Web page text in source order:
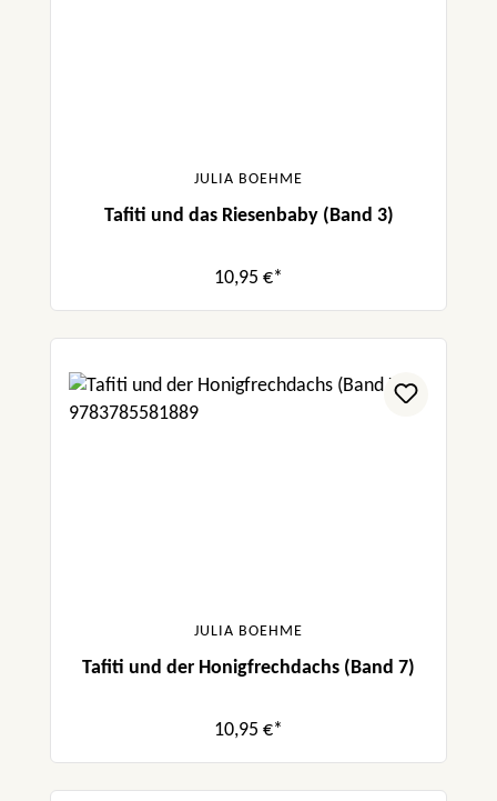
JULIA BOEHME
Tafiti und das Riesenbaby (Band 3)
10,95 €*
JULIA BOEHME
Tafiti und der Honigfrechdachs (Band 7)
10,95 €*